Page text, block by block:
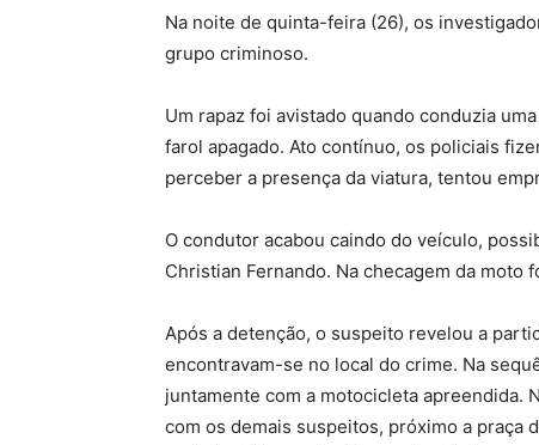
Na noite de quinta-feira (26), os
grupo criminoso.
Um rapaz foi avistado quando conduzia
farol apagado. Ato contínuo, os policiais
perceber a presença da viatura, tentou
O condutor acabou caindo do veículo,
Christian Fernando. Na checagem da
Após a detenção, o suspeito revelou a
encontravam-se no local do crime. Na
juntamente com a motocicleta apreendida.
com os demais suspeitos, próximo a praça